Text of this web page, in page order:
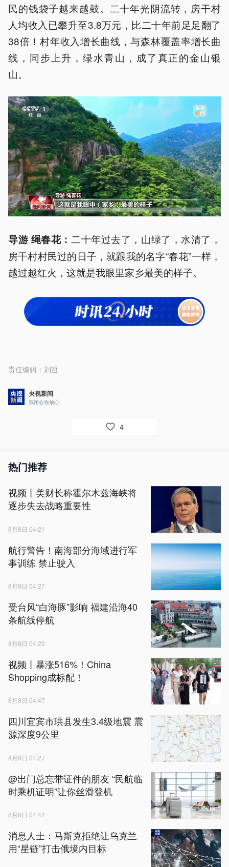
民的钱袋子越来越鼓。二十年光阴流转，房干村
人均收入已攀升至3.8万元，比二十年前足足翻了
38倍！村年收入增长曲线，与森林覆盖率增长曲
线，同步上升，绿水青山，成了真正的金山银
山。
导游 绳春花： 二十年过去了，山绿了，水清了，
房干村村民过的日子，就跟我的名字“春花”一样，
越过越红火，这就是我眼里家乡最美的样子。
责任编辑： 刘哲
央视新闻
我用心你放心
4
热门推荐
视频丨美财长称霍尔木兹海峡将
逐步失去战略重要性
8月8日 04:21
航行警告！南海部分海域进行军
事训练 禁止驶入
8月8日 04:27
受台风“白海豚”影响 福建沿海40
条航线停航
8月8日 04:23
视频丨暴涨516%！China
Shopping成标配！
8月8日 04:47
四川宜宾市珙县发生3.4级地震 震
源深度9公里
8月8日 04:27
@出门总忘带证件的朋友 “民航临
时乘机证明”让你丝滑登机
8月8日 04:42
消息人士：马斯克拒绝让乌克兰
用“星链”打击俄境内目标